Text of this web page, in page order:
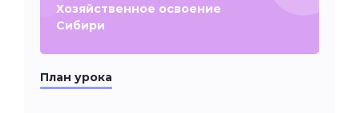
Хозяйственное освоение
Сибири
План урока